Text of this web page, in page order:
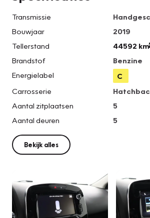
Transmissie
Bouwjaar
2019
Tellerstand
44592 km
Brandstof
Benzine
Energielabel
C
Carrosserie
Aantal zitplaatsen
5
Aantal deuren
5
Bekijk alles